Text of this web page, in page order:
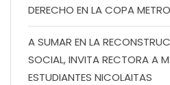
DERECHO EN LA COPA
A SUMAR EN LA
SOCIAL, INVITA RECTORA A
ESTUDIANTES NICOLAITAS